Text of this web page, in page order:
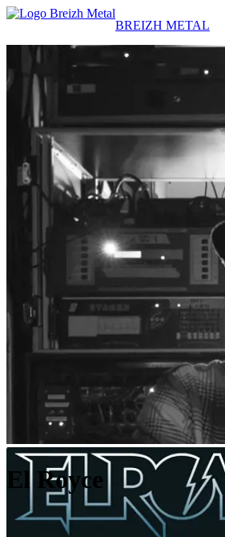
BREIZH METAL
El Royce